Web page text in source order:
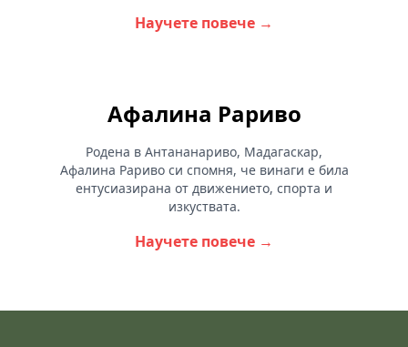
Научете повече →
Афалина Раривo
Родена в Антананариво, Мадагаскар,
Афалина Раривo си спомня, че винаги е била
ентусиазирана от движението, спорта и
изкуствата.
Научете повече →